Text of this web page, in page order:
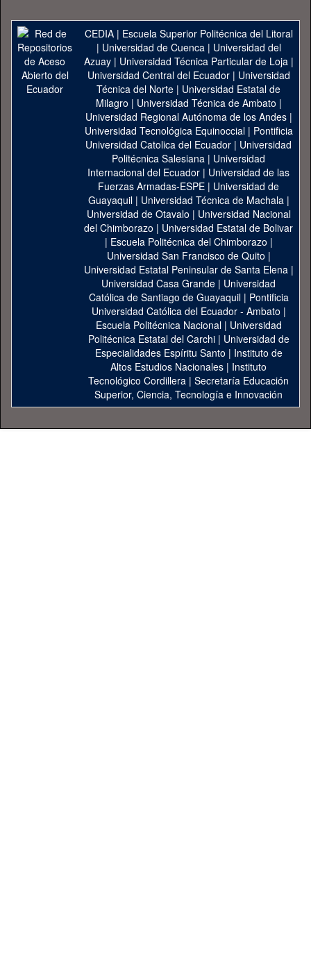
CEDIA| Escuela Superior Politécnica del Litoral
| Universidad de Cuenca| Universidad del
Azuay| Universidad Técnica Particular de Loja|
Universidad Central del Ecuador| Universidad
Técnica del Norte | Universidad Estatal de
Milagro | Universidad Técnica de Ambato |
Universidad Regional Autónoma de los Andes|
Universidad Tecnológica Equinoccial| Pontificia
Universidad Catolica del Ecuador | Universidad
Politécnica Salesiana | Universidad
Internacional del Ecuador | Universidad de las
Fuerzas Armadas-ESPE | Universidad de
Guayaquil| Universidad Técnica de Machala|
Universidad de Otavalo | Universidad Nacional
del Chimborazo | Universidad Estatal de Bolivar
| Escuela Politécnica del Chimborazo |
Universidad San Francisco de Quito |
Universidad Estatal Peninsular de Santa Elena|
Universidad Casa Grande | Universidad
Católica de Santiago de Guayaquil| Pontificia
Universidad Católica del Ecuador - Ambato |
Escuela Politécnica Nacional| Universidad
Politécnica Estatal del Carchi| Universidad de
Especialidades Espíritu Santo | Instituto de
Altos Estudios Nacionales | Instituto
Tecnológico Cordillera | Secretaría Educación
Superior, Ciencia, Tecnología e Innovación